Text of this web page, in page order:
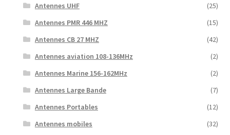
Antennes UHF
(25)
Antennes PMR 446 MHZ
(15)
Antennes CB 27 MHZ
(42)
Antennes aviation 108-136MHz
(2)
Antennes Marine 156-162MHz
(2)
Antennes Large Bande
(7)
Antennes Portables
(12)
Antennes mobiles
(32)